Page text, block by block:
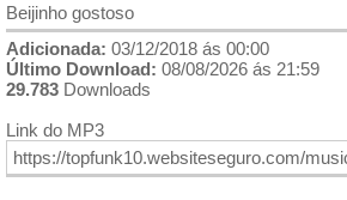
Beijinho gostoso
Adicionada: 03/12/2018 ás 00:00
Último Download: 08/08/2026 ás 21:59
29.783 Downloads
Link do MP3